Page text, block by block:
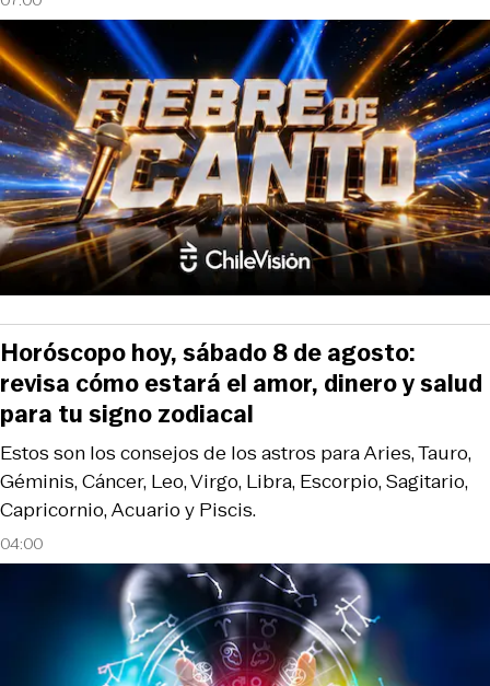
04:00
Estos son los consejos de los astros para Aries, Tauro,
Géminis, Cáncer, Leo, Virgo, Libra, Escorpio, Sagitario,
Capricornio, Acuario y Piscis.
Horóscopo hoy, sábado 8 de agosto:
revisa cómo estará el amor, dinero y salud
para tu signo zodiacal